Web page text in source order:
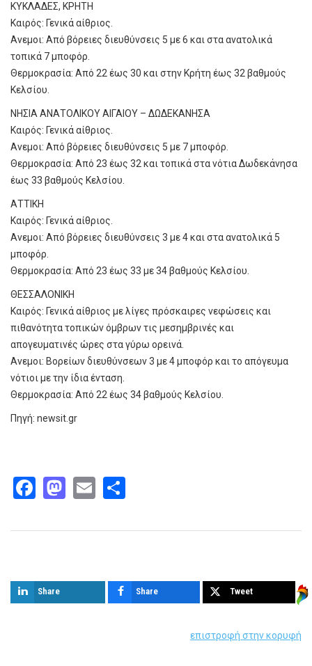
ΚΥΚΛΑΔΕΣ, ΚΡΗΤΗ
Καιρός: Γενικά αίθριος.
Ανεμοι: Από βόρειες διευθύνσεις 5 με 6 και στα ανατολικά
τοπικά 7 μποφόρ.
Θερμοκρασία: Από 22 έως 30 και στην Κρήτη έως 32 βαθμούς
Κελσίου.
ΝΗΣΙΑ ΑΝΑΤΟΛΙΚΟΥ ΑΙΓΑΙΟΥ – ΔΩΔΕΚΑΝΗΣΑ
Καιρός: Γενικά αίθριος.
Ανεμοι: Από βόρειες διευθύνσεις 5 με 7 μποφόρ.
Θερμοκρασία: Από 23 έως 32 και τοπικά στα νότια Δωδεκάνησα
έως 33 βαθμούς Κελσίου.
ΑΤΤΙΚΗ
Καιρός: Γενικά αίθριος.
Ανεμοι: Από βόρειες διευθύνσεις 3 με 4 και στα ανατολικά 5
μποφόρ.
Θερμοκρασία: Από 23 έως 33 με 34 βαθμούς Κελσίου.
ΘΕΣΣΑΛΟΝΙΚΗ
Καιρός: Γενικά αίθριος με λίγες πρόσκαιρες νεφώσεις και
πιθανότητα τοπικών όμβρων τις μεσημβρινές και
απογευματινές ώρες στα γύρω ορεινά.
Ανεμοι: Βορείων διευθύνσεων 3 με 4 μποφόρ και το απόγευμα
νότιοι με την ίδια ένταση.
Θερμοκρασία: Από 22 έως 34 βαθμούς Κελσίου.
Πηγή: newsit.gr
Facebook
Mastodon
Email
Share Share Tweet
επιστροφή στην κορυφή